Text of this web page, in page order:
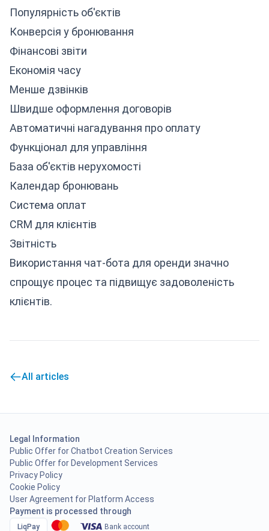
Популярність об'єктів
Конверсія у бронювання
Фінансові звіти
Економія часу
Менше дзвінків
Швидше оформлення договорів
Автоматичні нагадування про оплату
Функціонал для управління
База об'єктів нерухомості
Календар бронювань
Система оплат
CRM для клієнтів
Звітність
Використання чат-бота для оренди значно
спрощує процес та підвищує задоволеність
клієнтів.
All articles
Legal Information
Public Offer for Chatbot Creation Services
Public Offer for Development Services
Privacy Policy
Cookie Policy
User Agreement for Platform Access
Payment is processed through
LiqPay Bank account